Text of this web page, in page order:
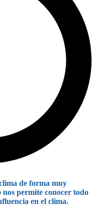
de forma muy
permite conocer todo
en el clima.